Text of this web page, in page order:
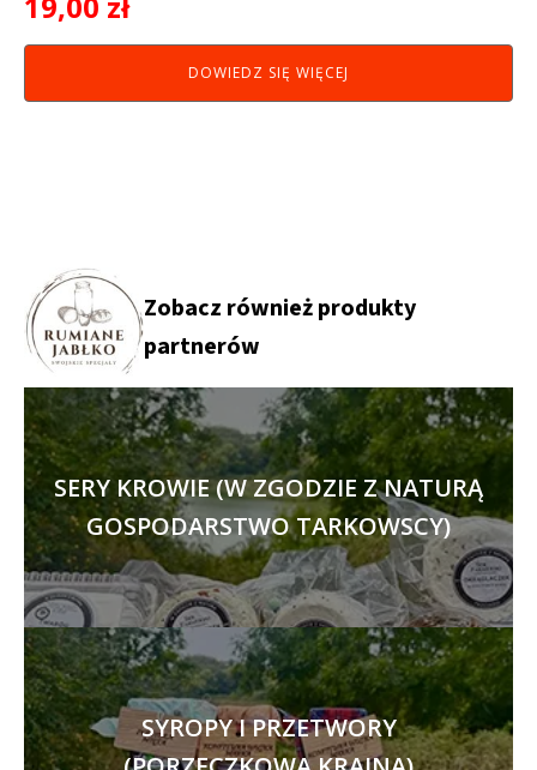
DOWIEDZ SIĘ WIĘCEJ
Zobacz również produkty
partnerów
SERY KROWIE (W ZGODZIE Z NATURĄ
GOSPODARSTWO TARKOWSCY)
SYROPY I PRZETWORY